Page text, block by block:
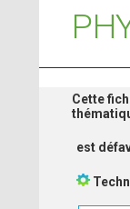
Cette
est